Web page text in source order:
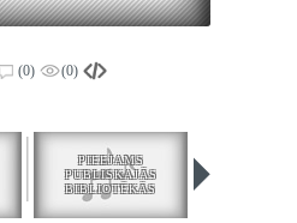
(0) (0)
PIEEJAMS
PUBLISKAJĀS
BIBLIOTĒKĀS